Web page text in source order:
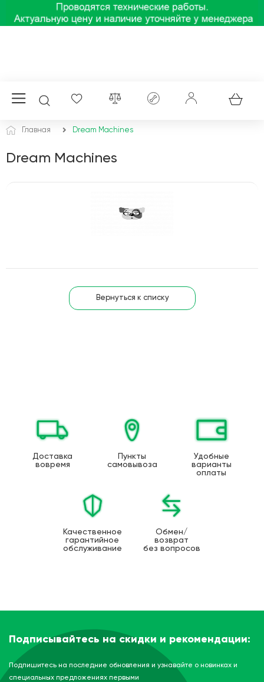
Главная Dream Machines
Dream Machines
Вернуться к списку
Доставка
вовремя
Пункты
самовывоза
Удобные
варианты
оплаты
Качественное
гарантийное
обслуживание
Обмен/
возврат
без вопросов
Подписывайтесь на скидки и рекомендации:
Подпишитесь на последние обновления и узнавайте о новинках и
специальных предложениях первыми